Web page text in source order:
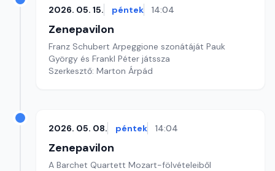
2026. 05. 15. péntek 14:04
Zenepavilon
Franz Schubert Arpeggione szonátáját Pauk
György és Frankl Péter játssza
Szerkesztő: Marton Árpád
2026. 05. 08. péntek 14:04
Zenepavilon
A Barchet Quartett Mozart-fölvételeiből